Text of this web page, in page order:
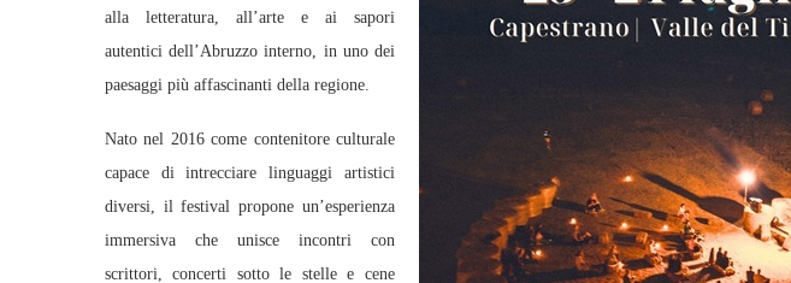
alla letteratura, all’arte e ai sapori
autentici dell’Abruzzo interno, in uno dei
paesaggi più affascinanti della regione.
Nato nel 2016 come contenitore culturale
capace di intrecciare linguaggi artistici
diversi, il festival propone un’esperienza
immersiva che unisce incontri con
scrittori, concerti sotto le stelle e cene